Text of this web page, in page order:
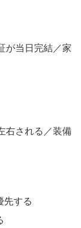
が当日完結／家
右される／装備
先する